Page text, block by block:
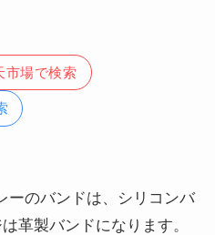
市場で検索
ーのバンドは、シリコンバ
革製バンドになります。